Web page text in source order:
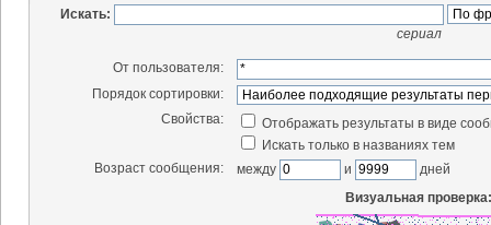
Искать:
сериал
От пользователя:
Порядок сортировки:
Свойства:
Отображать результаты в виде
Искать только в названиях тем
Возраст сообщения:
между и
дней
Визуальная проверка: